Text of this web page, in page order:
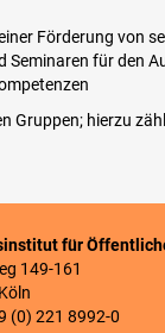
Förderung von
für den
Gruppen; hierzu
für
149-161
(0) 221 8992-0